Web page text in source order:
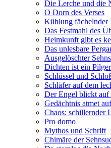
Die Lerche und die
O Dorn des Verses
Kühlung fächelnder
Das Festmahl des
Heimkunft gibt es
Das unlesbare
Ausgelöschter
Dichten ist ein
Schlüssel und
Schläfer auf dem
Der Engel blickt auf
Gedächtnis atmet auf
Chaos: schillernder
Pro domo
Mythos und Schrift
Chimäre der